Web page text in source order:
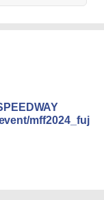
mff2024_fuj